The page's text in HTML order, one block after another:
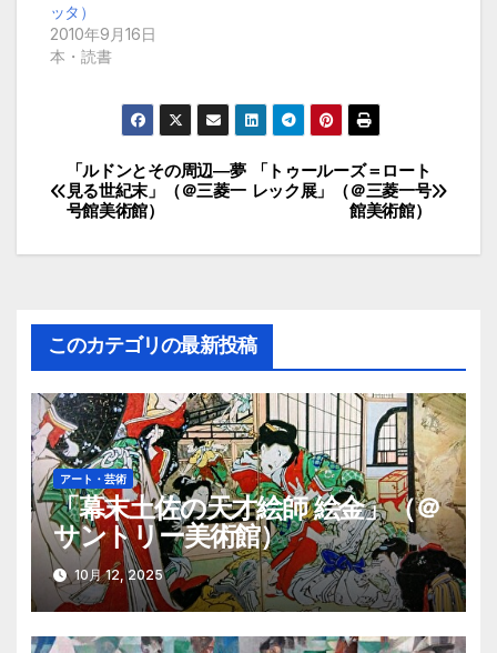
ッタ）
2010年9月16日
本・読書
投
稿
ビ
ゲ
ー
シ
ョ
ン
「トゥールーズ＝ロート
レック展」（＠三菱一号
館美術館）
「ルドンとその周辺―夢
見る世紀末」（＠三菱一
号館美術館）
このカテゴリの最新投稿
アート・芸術
「幕末土佐の天才絵師 絵金」（＠
サントリー美術館）
10月 12, 2025